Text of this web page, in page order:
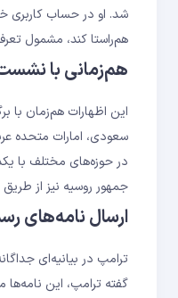
هم‌راستا کند، مشمول تعرفه‌ اضافی ۱۰ درصدی خواهد شد. هیچ استثنایی در این
هم‌زمانی با
این اظهارات هم‌زمان با
سعودی، امارات متحده
در حوزه‌های مختلف با
جمهور روسیه نیز از
ارسال نامه‌های
ترامپ در بیانیه‌ای جداگانه اعلام کرد که از روز
گفته ترامپ، این